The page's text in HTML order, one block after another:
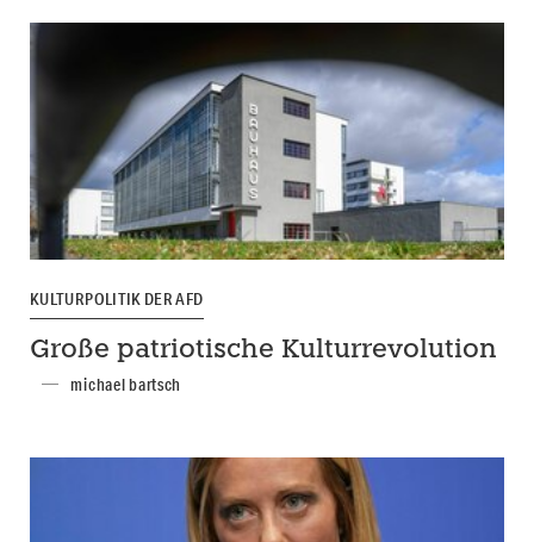
KULTURPOLITIK DER AFD
Große patriotische Kulturrevolution
michael bartsch